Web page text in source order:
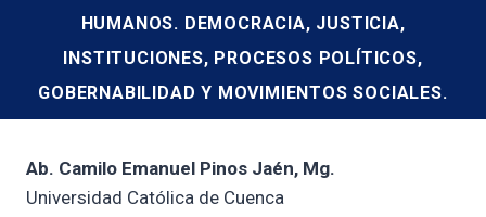
HUMANOS. DEMOCRACIA, JUSTICIA,
INSTITUCIONES, PROCESOS POLÍTICOS,
GOBERNABILIDAD Y MOVIMIENTOS SOCIALES.
Ab. Camilo Emanuel Pinos Jaén, Mg.
Universidad Católica de Cuenca